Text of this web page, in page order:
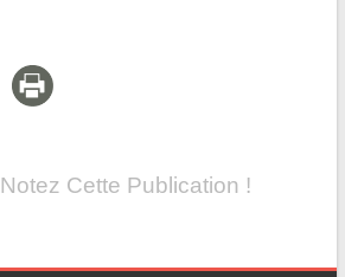
Notez Cette Publication !